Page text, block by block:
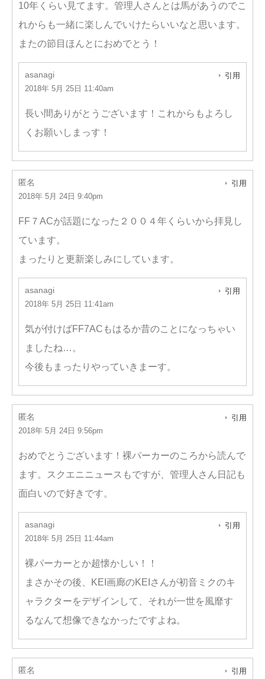
10年くらい見てます。管理人さんとは馬があうのでこ
れからも一緒に楽しんでいけたらいいなと思います。
またの節目ほんとにおめでとう！
asanagi
2018年 5月 25日 11:40am
引用
長い間ありがとうございます！これからもよろし
くお願いしまっす！
匿名
2018年 5月 24日 9:40pm
引用
FF７ACが話題になった２００４年くらいから拝見し
ています。
まったりと更新楽しみにしています。
asanagi
2018年 5月 25日 11:41am
引用
気が付けばFF7ACもはるか昔のことになっちゃい
ましたね…。
今後もまったりやっていきまーす。
匿名
2018年 5月 24日 9:56pm
引用
おめでとうございます！裸パーカーのころから読んで
ます。スクエニニュースもですが、管理人さん日記も
面白いので好きです。
asanagi
2018年 5月 25日 11:44am
引用
裸パーカーとか超懐かしい！！
まさかその後、KEI画廊のKEIさんが初音ミクのキ
ャラクターをデザインして、それが一世を風靡す
るなんて想像できなかったですよね。
匿名 引用